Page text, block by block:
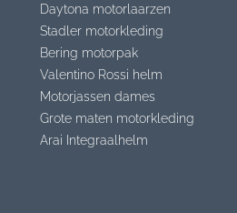
Daytona motorlaarzen
Stadler motorkleding
Bering motorpak
Valentino Rossi helm
Motorjassen dames
Grote maten motorkleding
Arai Integraalhelm